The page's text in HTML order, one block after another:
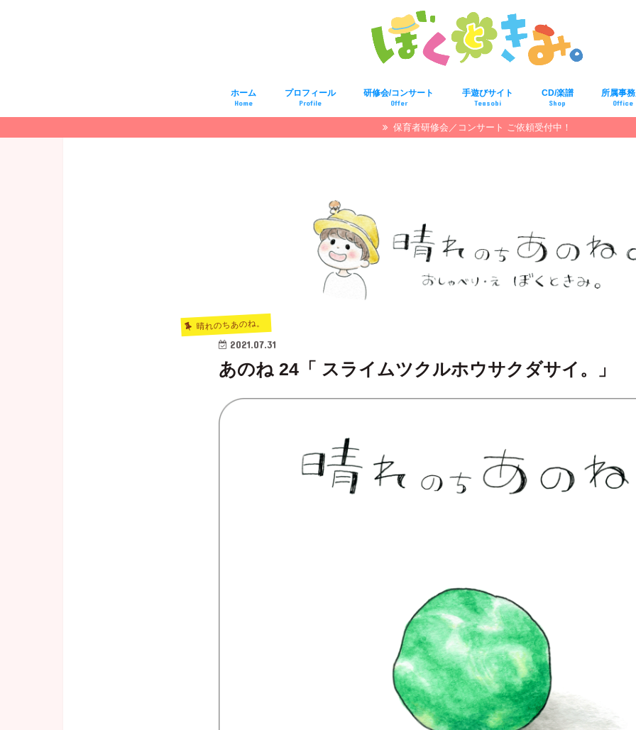
ホーム
Home
プロフィール
Profile
研修会/コンサート
Offer
先生対象の研修会
園児さん対象のコンサート
親子対象のコンサート
手遊びサイト
Teasobi
CD/楽譜
Shop
所属事
Office
保育者研修会／コンサート ご依頼受付中！
晴れのちあのね。
2021.07.31
あのね 24「 スライムツクルホウサクダサイ。」